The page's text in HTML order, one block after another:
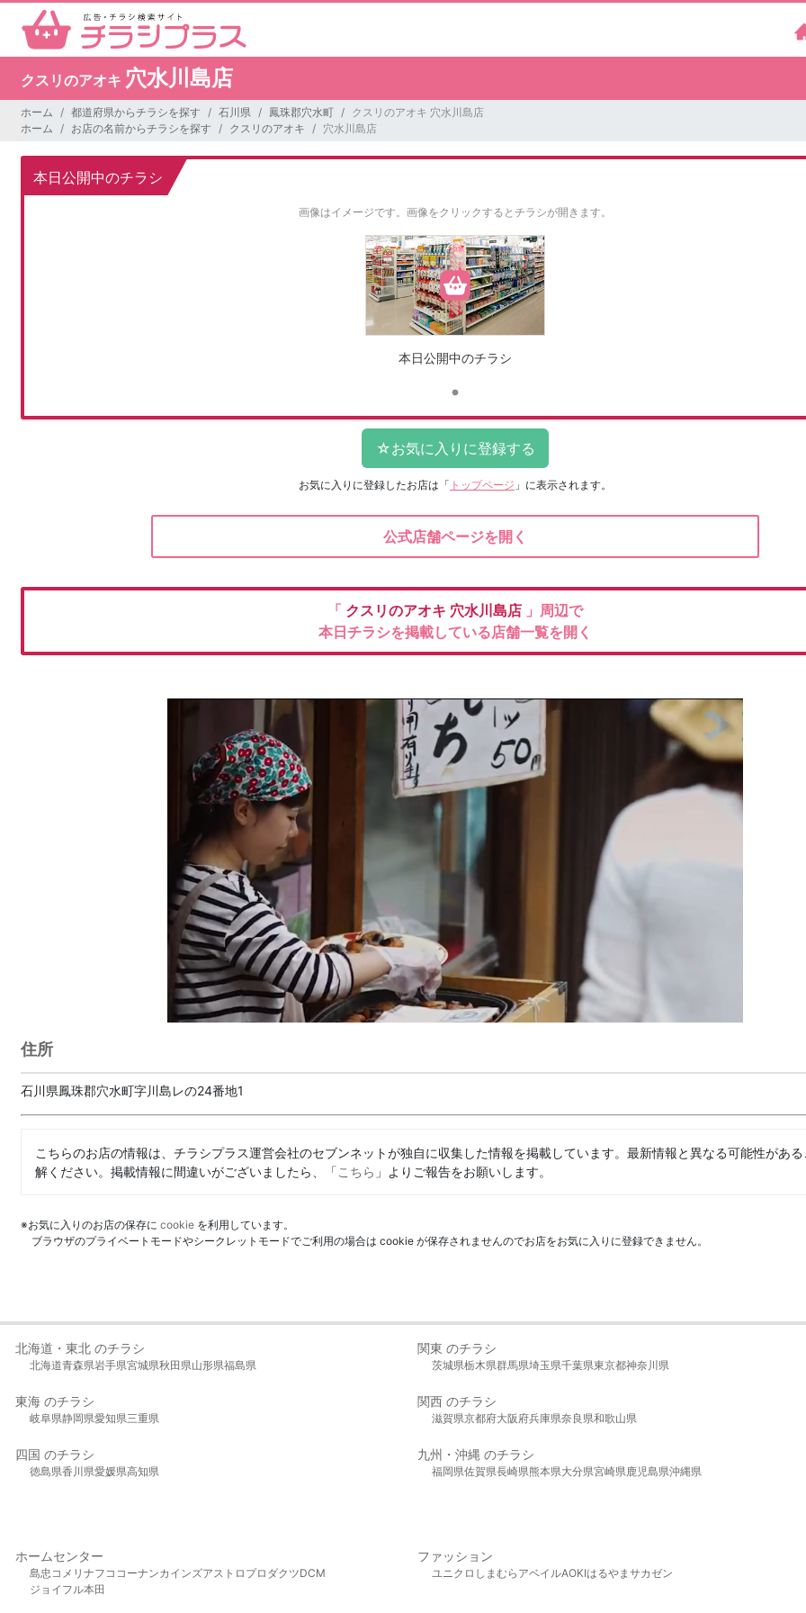
クスリのアオキ 穴水川島店
ホーム 都道府県からチラシを探す 石川県 鳳珠郡穴水町
クスリのアオキ 穴水川島店
ホーム
お店の名前からチラシを探す クスリのアオキ 穴水川島店
本日公開中のチラシ
画像はイメージです。 画像をクリックするとチラシが開きます。
本日公開中のチラシ
お気に入りに登録したお店は 「 トップページ 」に表示されます。
公式店舗ページを開く
「 クスリのアオキ 穴水川島店 」周辺で
本日チラシを掲載している店舗一覧を開く
住所
石川県鳳珠郡穴水町字川島レの24番地1
こちらのお店の情報は、チラシプラス運営会社のセブンネットが独自に収集した情報を掲載しています。最新情報と異なる可能性があ
解ください。掲載情報に間違いがございましたら、「こちら 」よりご報告をお願いします。
※お気に入りのお店の保存に cookie を利用しています。
ブラウザのプライベートモードやシークレットモードでご利用の場合は cookie が保存されませんのでお店をお気に入りに登録できません。
北海道・東北 のチラシ
北海道青森県岩手県宮城県秋田県山形県福島県
関東 のチラシ
茨城県栃木県群馬県埼玉県千葉県東京都神奈川県
東海 のチラシ
岐阜県静岡県愛知県三重県
関西 のチラシ
滋賀県京都府大阪府兵庫県奈良県和歌山県
四国 のチラシ
徳島県香川県愛媛県高知県
九州・沖縄 のチラシ
福岡県佐賀県長崎県熊本県大分県宮崎県鹿児島県沖縄県
ホームセンター
島忠 コメリ ナフコ コーナンカインズアストロプロダクツDCM
ジョイフル本田
ファッション
ユニクロ しまむら アベイルAOKIはるやま サカゼン